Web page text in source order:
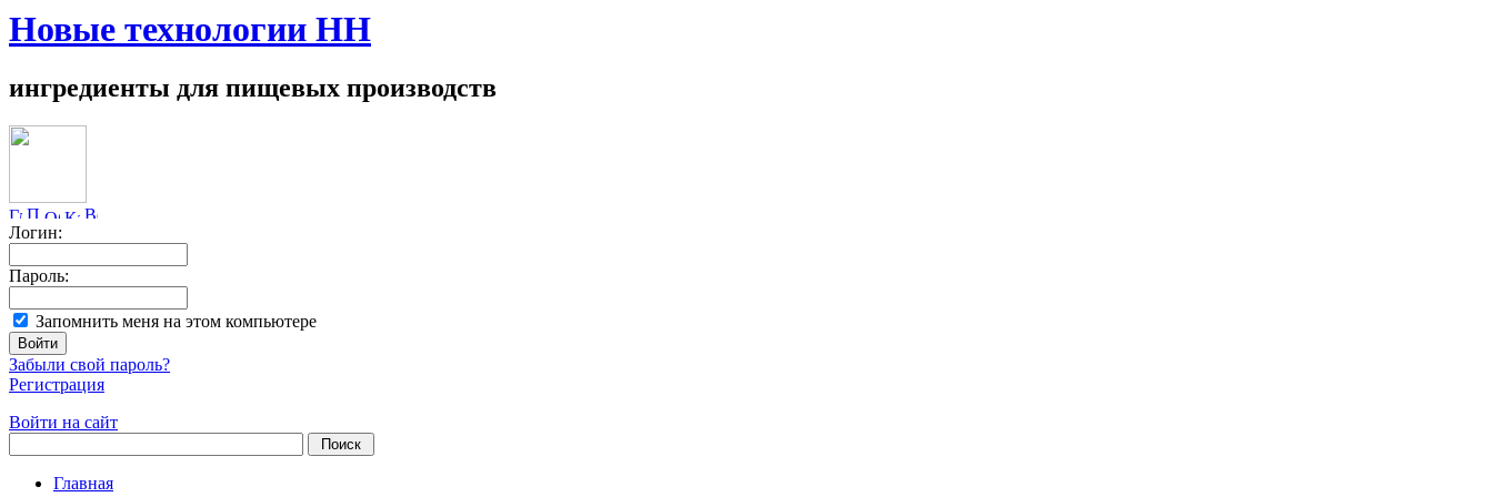
Новые технологии НН
ингредиенты для пищевых производств
Логин:
Пароль:
Запомнить меня на этом компьютере
Забыли свой пароль?
Регистрация
Войти на сайт
Главная